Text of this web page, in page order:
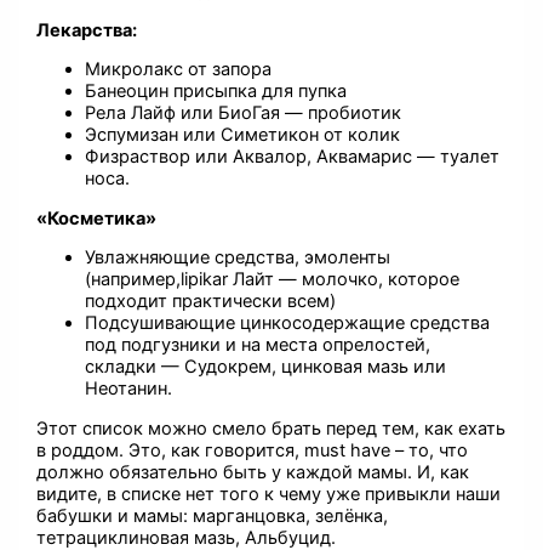
Лекарства:
Микролакс от запора
Банеоцин присыпка для пупка
Рела Лайф или БиоГая — пробиотик
Эспумизан или Симетикон от колик
Физраствор или Аквалор, Аквамарис — туалет
носа.
«Косметика»
Увлажняющие средства, эмоленты
(например,lipikar Лайт — молочко, которое
подходит практически всем)
Подсушивающие цинкосодержащие средства
под подгузники и на места опрелостей,
складки — Судокрем, цинковая мазь или
Неотанин.
Этот список можно смело брать перед тем, как ехать
в роддом. Это, как говорится, must have – то, что
должно обязательно быть у каждой мамы. И, как
видите, в списке нет того к чему уже привыкли наши
бабушки и мамы: марганцовка, зелёнка,
тетрациклиновая мазь, Альбуцид.